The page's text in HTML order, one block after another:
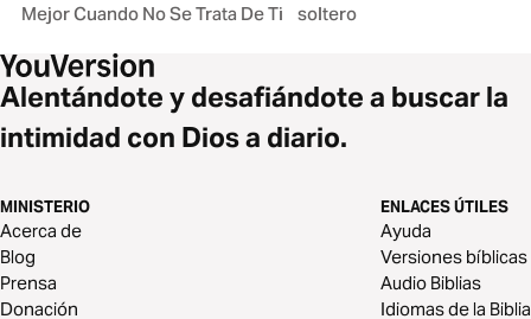
Mejor Cuando No Se Trata De Ti
soltero
Alentándote y desafiándote a buscar la
intimidad con Dios a diario.
MINISTERIO
Acerca de
Blog
Prensa
Donación
ENLACES ÚTILES
Ayuda
Versiones bíblicas
Audio Biblias
Idiomas de la Biblia